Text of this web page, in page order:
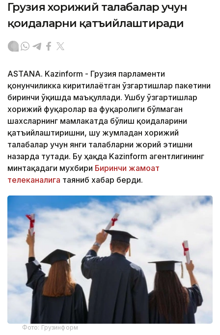
Грузия хорижий талабалар учун
қоидаларни қатъийлаштиради
ASTANA. Kazinform - Грузия парламенти
қонунчиликка киритилаётган ўзгартишлар пакетини
биринчи ўқишда маъқуллади. Ушбу ўзгартишлар
хорижий фуқаролар ва фуқаролиги бўлмаган
шахсларнинг мамлакатда бўлиш қоидаларини
қатъийлаштиришни, шу жумладан хорижий
талабалар учун янги талабларни жорий этишни
назарда тутади. Бу ҳақда Kazinform агентлигининг
минтақадаги мухбири Биринчи жамоат
телеканалига таяниб хабар берди.
Фото: Грузинформ